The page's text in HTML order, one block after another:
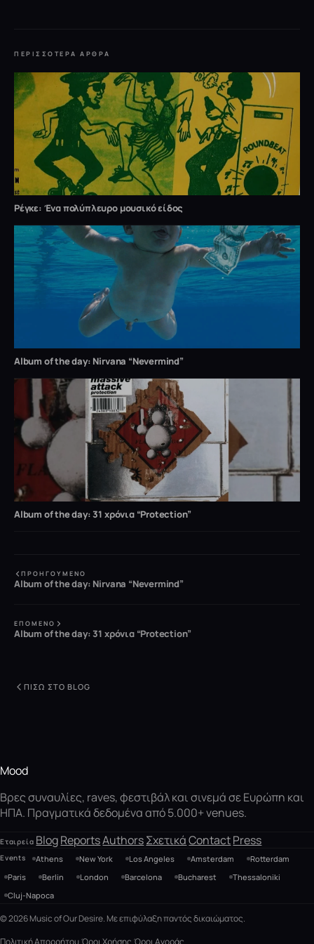
ΠΕΡΙΣΣΌΤΕΡΑ ΆΡΘΡΑ
Ρέγκε: Ένα πολύπλευρο μουσικό είδος
Album of the day: Nirvana “Nevermind”
Album of the day: 31 χρόνια “Protection”
ΠΡΟΗΓΟΎΜΕΝΟ
Album of the day: Nirvana “Nevermind”
ΕΠΌΜΕΝΟ
Album of the day: 31 χρόνια “Protection”
ΠΊΣΩ ΣΤΟ BLOG
Mood
Βρες συναυλίες, raves, φεστιβάλ και σινεμά σε Ευρώπη και
ΗΠΑ. Πραγματικά δεδομένα από 5.000+ venues.
Εταιρεία BlogReportsAuthorsΣχετικά ContactPress
Events Athens New York Los Angeles Amsterdam
Rotterdam
Paris
Berlin London Barcelona Bucharest
Thessaloniki
Cluj-Napoca
© 2026 Music of Our Desire. Με επιφύλαξη παντός δικαιώματος.
Πολιτική ΑπορρήτουΌροι Χρήσης Όροι Αγοράς